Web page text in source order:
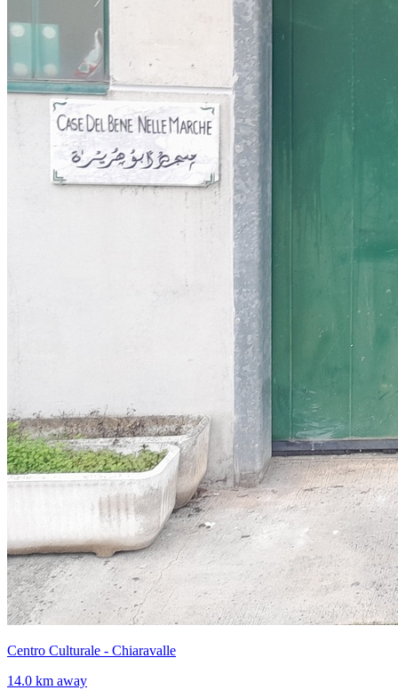
Centro Culturale - Chiaravalle
14.0 km away